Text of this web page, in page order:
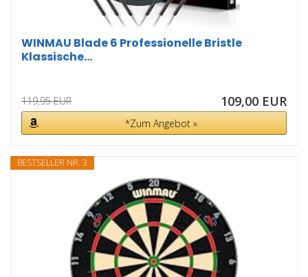
WINMAU Blade 6 Professionelle Bristle
Klassische...
119,95 EUR 109,00 EUR
*Zum Angebot »
BESTSELLER NR. 3